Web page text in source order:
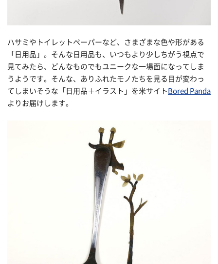
ハサミやトイレットペーパーなど、さまざまな色や形がある
「日用品」。そんな日用品も、いつもより少しちがう視点で
見てみたら、どんなものでもユニークな一場面になってしま
うようです。そんな、ありふれたモノたちを見る目が変わっ
てしまいそうな「日用品＋イラスト」を米サイト Bored Panda
よりお届けします。